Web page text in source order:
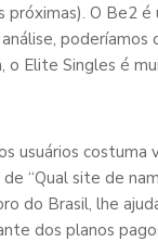
O Be2 é
poderíamos
Elite Singles é
usuários costuma
“Qual site de
do Brasil, lhe
dos planos